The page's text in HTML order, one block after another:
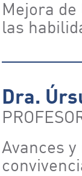
Mejora
las
Dra.
Avances